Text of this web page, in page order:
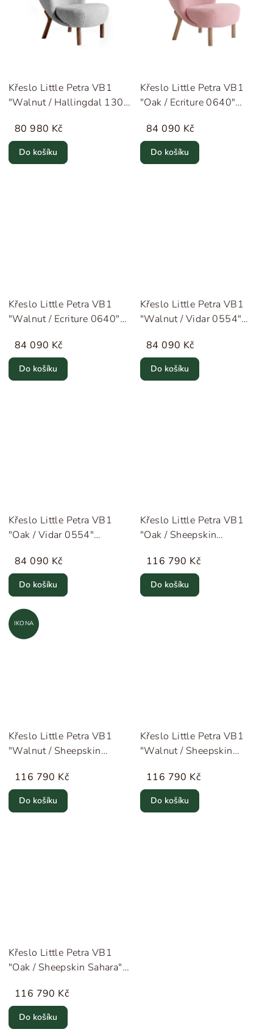
Křeslo Little Petra VB1
"Walnut / Hallingdal 130"
80 980 Kč
Do košíku
Křeslo Little Petra VB1
"Oak / Ecriture 0640"
84 090 Kč
Do košíku
Křeslo Little Petra VB1
"Walnut / Ecriture 0640"
84 090 Kč
Do košíku
Křeslo Little Petra VB1
"Walnut / Vidar 0554"
84 090 Kč
Do košíku
Křeslo Little Petra VB1
"Oak / Vidar 0554"
84 090 Kč
Do košíku
Křeslo Little Petra VB1
"Oak / Sheepskin
116 790 Kč
Do košíku
IKONA
Křeslo Little Petra VB1
"Walnut / Sheepskin
116 790 Kč
Do košíku
Křeslo Little Petra VB1
"Walnut / Sheepskin
116 790 Kč
Do košíku
Křeslo Little Petra VB1
"Oak / Sheepskin Sahara"
116 790 Kč
Do košíku